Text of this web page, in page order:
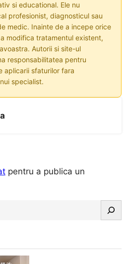
si educational. Ele nu
profesionist, diagnosticul sau
medic. Inainte de a incepe orice
modifica tratamentul existent,
Autorii si site-ul
responsabilitatea pentru
aplicarii sfaturilor fara
specialist.
pentru a publica un